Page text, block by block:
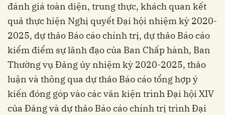
đánh giá toàn diện, trung thực, khách quan kết
quả thực hiện Nghị quyết Đại hội nhiệm kỳ 2020-
2025, dự thảo Báo cáo chính trị, dự thảo Báo cáo
kiểm điểm sự lãnh đạo của Ban Chấp hành, Ban
Thường vụ Đảng ủy nhiệm kỳ 2020-2025, thảo
luận và thông qua dự thảo Báo cáo tổng hợp ý
kiến đóng góp vào các văn kiện trình Đại hội XIV
của Đảng và dự thảo Báo cáo chính trị trình Đại